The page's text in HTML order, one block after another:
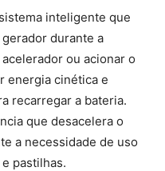
inteligente que
durante a
ou acionar o
energia cinética e
recarregar a bateria.
que desacelera o
a necessidade de uso
pastilhas.